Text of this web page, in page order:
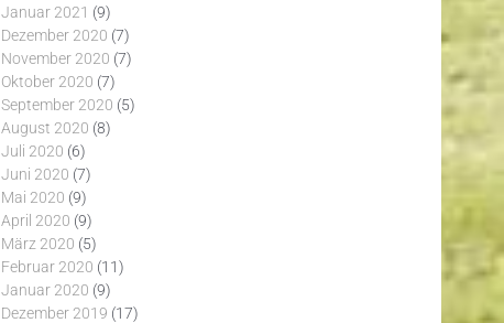
Januar 2021 (9)
Dezember 2020 (7)
November 2020 (7)
Oktober 2020 (7)
September 2020 (5)
August 2020 (8)
Juli 2020 (6)
Juni 2020 (7)
Mai 2020 (9)
April 2020 (9)
März 2020 (5)
Februar 2020 (11)
Januar 2020 (9)
Dezember 2019 (17)